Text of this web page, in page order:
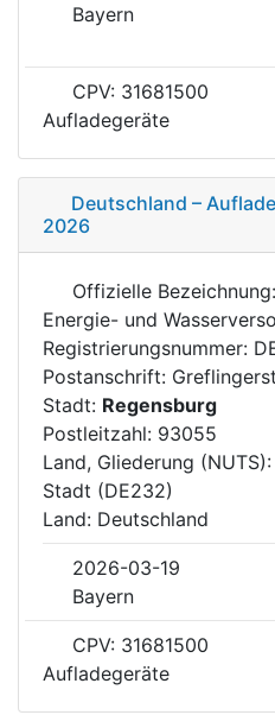
Bayern
CPV: 31681500
Aufladegeräte
Deutschland –
2026
Offizielle Bezeichnung:
Energie- und
Registrierungsnummer:
Postanschrift:
Stadt: Regensburg
Postleitzahl: 93055
Land, Gliederung (NUTS):
Stadt (DE232)
Land: Deutschland
2026-03-19
Bayern
CPV: 31681500
Aufladegeräte